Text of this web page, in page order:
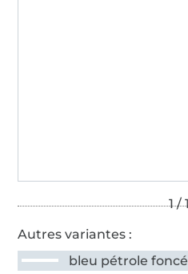
Autres variantes :
bleu pétrole foncé